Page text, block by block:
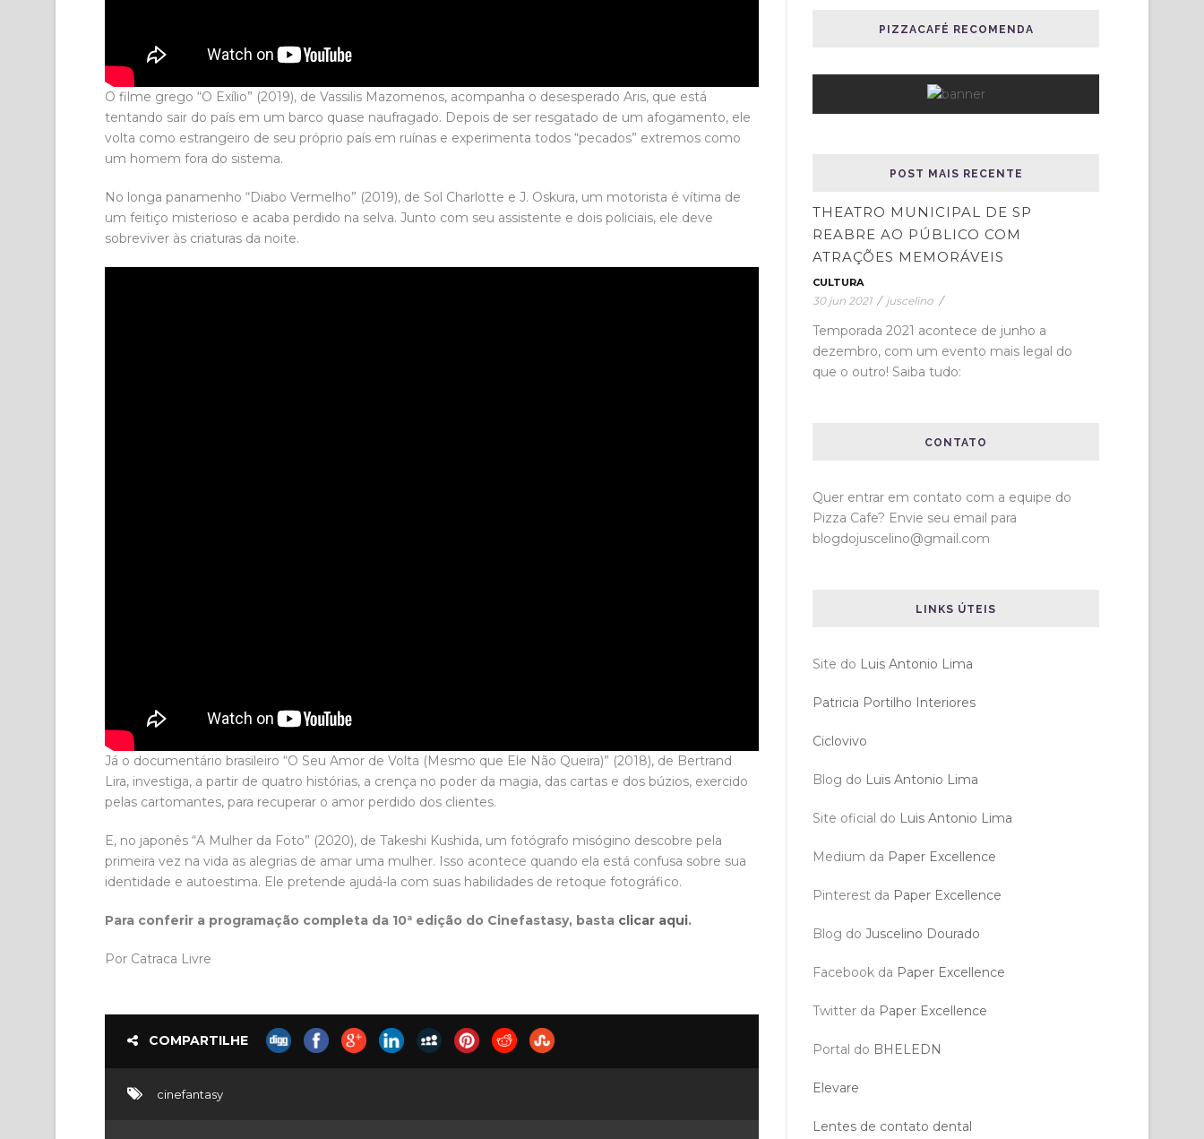
O filme grego “O Exílio” (2019), de Vassilis Mazomenos, acompanha o desesperado Aris, que está
tentando sair do país em um barco quase naufragado. Depois de ser resgatado de um afogamento, ele
volta como estrangeiro de seu próprio país em ruínas e experimenta todos “pecados” extremos como
um homem fora do sistema.
No longa panamenho “Diabo Vermelho” (2019), de Sol Charlotte e J. Oskura, um motorista é vítima de
um feitiço misterioso e acaba perdido na selva. Junto com seu assistente e dois policiais, ele deve
sobreviver às criaturas da noite.
Já o documentário brasileiro “O Seu Amor de Volta (Mesmo que Ele Não Queira)” (2018), de Bertrand
Lira, investiga, a partir de quatro histórias, a crença no poder da magia, das cartas e dos búzios, exercido
pelas cartomantes, para recuperar o amor perdido dos clientes.
E, no japonês “A Mulher da Foto” (2020), de Takeshi Kushida, um fotógrafo misógino descobre pela
primeira vez na vida as alegrias de amar uma mulher. Isso acontece quando ela está confusa sobre sua
identidade e autoestima. Ele pretende ajudá-la com suas habilidades de retoque fotográfico.
Para conferir a programação completa da 10ª edição do Cinefastasy, basta clicar aqui.
Por Catraca Livre
COMPARTILHE
cinefantasy
PIZZACAFÉ RECOMENDA
POST MAIS RECENTE
THEATRO MUNICIPAL DE SP
REABRE AO PÚBLICO COM
ATRAÇÕES MEMORÁVEIS
CULTURA
30 jun 2021 / juscelino /
Temporada 2021 acontece de junho a
dezembro, com um evento mais legal do
que o outro! Saiba tudo:
CONTATO
Quer entrar em contato com a equipe do
Pizza Cafe? Envie seu email para
blogdojuscelino@gmail.com
LINKS ÚTEIS
Site do Luis Antonio Lima
Patricia Portilho Interiores
Ciclovivo
Blog do Luis Antonio Lima
Site oficial do Luis Antonio Lima
Medium da Paper Excellence
Pinterest da Paper Excellence
Blog doJuscelino Dourado
Facebook da Paper Excellence
Twitter da Paper Excellence
Portal do BHELEDN
Elevare
Lentes de contato dental